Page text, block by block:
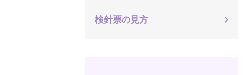
検針票の見方